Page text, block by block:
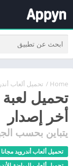
Home
/ تحميل ألعاب
أخر إصدار
يتباين بحسب
تحميل ألعاب أندرويد مجانا